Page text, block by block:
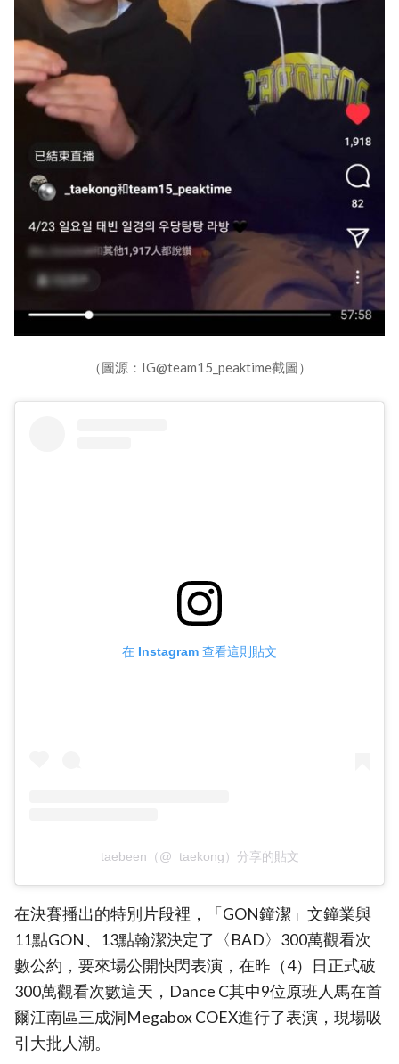
（圖源：IG@team15_peaktime截圖）
在 Instagram 查看這則貼文
taebeen（@_taekong）分享的貼文
在決賽播出的特別片段裡，「GON鐘潔」文鐘業與
11點GON、13點翰潔決定了〈BAD〉300萬觀看次
數公約，要來場公開快閃表演，在昨（4）日正式破
300萬觀看次數這天，Dance C其中9位原班人馬在首
爾江南區三成洞Megabox COEX進行了表演，現場吸
引大批人潮。